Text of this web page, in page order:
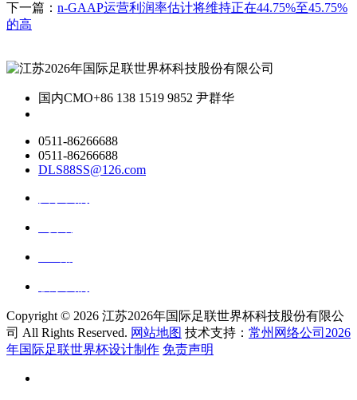
下一篇： n-GAAP运营利润率估计将维持正在44.75%至45.75%
的高
国内CMO+86 138 1519 9852 尹群华
0511-86266688
0511-86266688
DLS88SS@126.com
Copyright © 2026 江苏2026年国际足联世界杯科技股份有限公
司 All Rights Reserved. 网站地图 技术支持： 常州网络公司2026
年国际足联世界杯设计制作 免责声明